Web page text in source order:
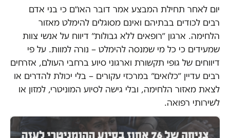
יום לאחר תחילת המבצע אמר דובר האו״ם כי בני אדם
רבים לכודים בבתיהם ואינם מסוגלים להימלט מאזור
הלחימה. ארגון ״רופאים ללא גבולות״ דיווח על אנשי צוות
שמעידים כי כל מי שמנסה להימלט – נורה למוות. על פי
דיווחים של גופי תקשורת וארגוני סיוע ברחבי העולם, אזרחים
רבים עדיין ״כלואים״ במרכזי עקורים – בלי יכולת להדרים או
לצאת מאזור הלחימה, ובלי גישה לסיוע המוניטרי, למזון או
לשירותי רפואה.